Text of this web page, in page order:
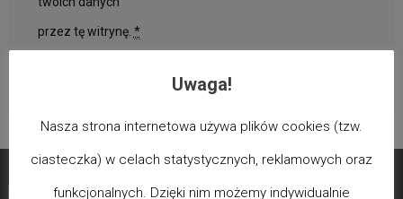
przez tę witrynę. *
Uwaga!
Nasza strona internetowa używa plików cookies (tzw.
ciasteczka) w celach statystycznych, reklamowych oraz
funkcjonalnych. Dzięki nim możemy indywidualnie